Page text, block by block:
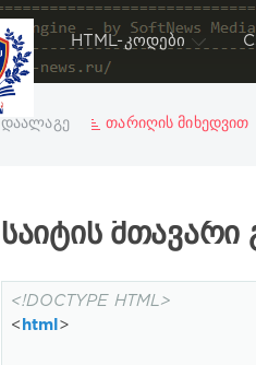
HTML-კოდები
დაალაგე თარიღის მიხედვით
ᲡᲐᲘᲢᲘᲡ ᲛᲗᲐᲕᲐᲠᲘ
<!DOCTYPE HTML>
< html >